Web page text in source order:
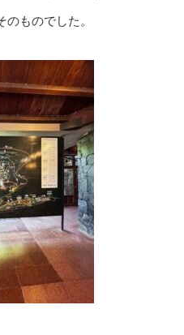
ものでした。